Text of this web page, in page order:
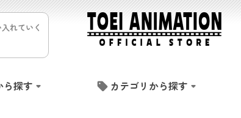
れていく
ら探す カテゴリから探す